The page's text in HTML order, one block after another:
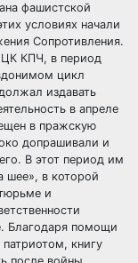
фашистской
условиях начали
Сопротивления.
КПЧ, в период
цикл
издавать
в апреле
в пражскую
допрашивали и
В этот период им
шее», в которой
и
Благодаря помощи
книгу